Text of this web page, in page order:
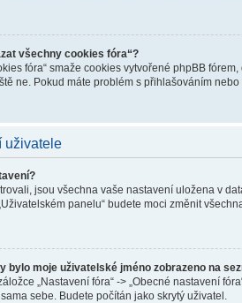
všechny cookies fóra“?
fóra“ smaže cookies vytvořené phpBB
ne. Pokud máte problém s přihlašováním
uživatele
jsou všechna vaše nastavení uložena v
panelu“ budete moci změnit
bylo moje uživatelské jméno zobrazeno na
„Nastavení fóra“ -> „Obecné nastavení
sebe. Budete počítán jako skrytý uživatel.